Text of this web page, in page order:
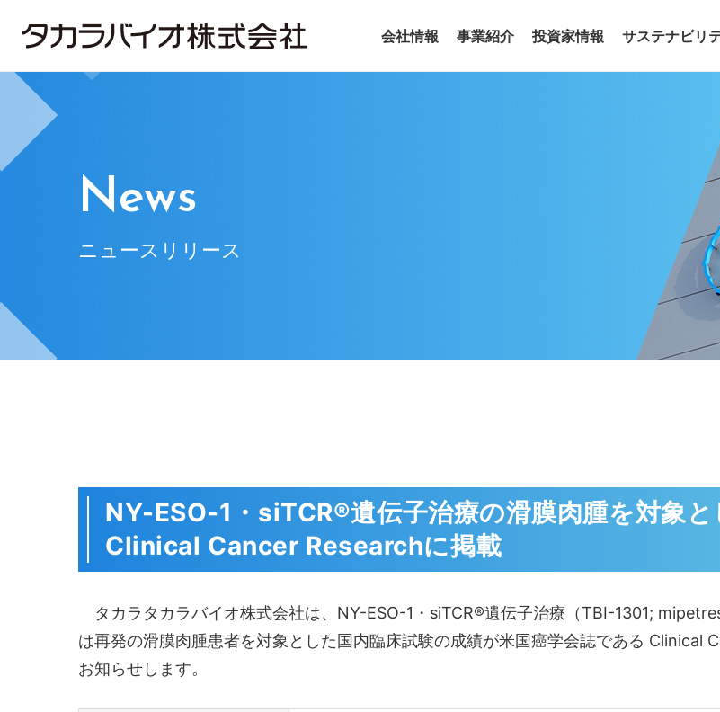
News
ニュースリリース
NY-ESO-1・siTCR®遺伝子治療の滑膜肉腫を対象
Clinical Cancer Researchに掲載
タカラタカラバイオ株式会社は、NY-ESO-1・siTCR®遺伝子治療（TBI-1301;
は再発の滑膜肉腫患者を対象とした国内臨床試験の成績が米国癌学会誌である Clinical
お知らせします。
ごあいさつ グループ
会社情報
試薬・機器
事業紹介
IRライブラリ
投資家情報
ニュース＆トピックス
サステナビリ